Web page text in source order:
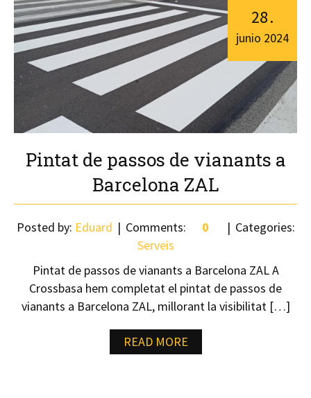
Pintat de passos de vianants a
Barcelona ZAL
28.
junio 2024
Posted by: Eduard Comments: 0
Categories:
Serveis
Pintat de passos de vianants a Barcelona ZAL A
Crossbasa hem completat el pintat de passos de
vianants a Barcelona ZAL, millorant la visibilitat […]
READ MORE